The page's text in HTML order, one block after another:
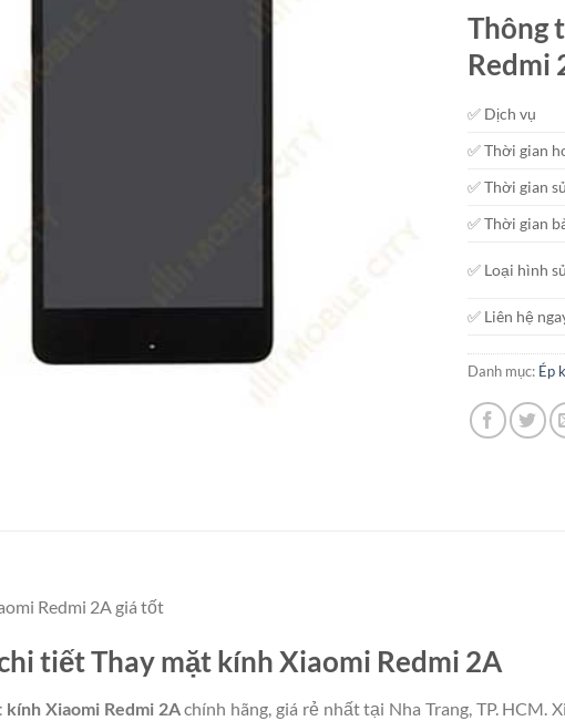
Thông
Redmi
✅ Dịch vụ
✅ Thời gian
✅ Thời gian
✅ Thời gian
✅ Loại hình
✅ Liên hệ
Danh mục: Ép
Redmi 2A giá tốt
tiết Thay mặt kính Xiaomi Redmi 2A
kính Xiaomi Redmi 2Achính hãng, giá rẻ nhất tại Nha Trang, TP. HCM.